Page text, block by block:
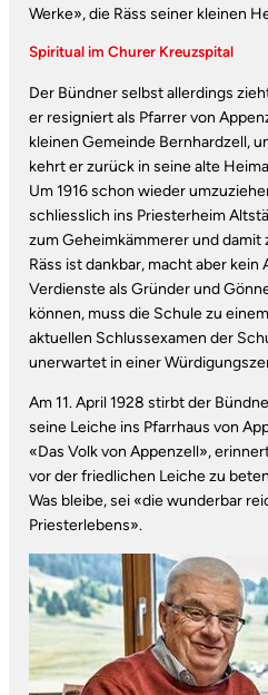
Werke», die Räss seiner kleinen
Spiritual im Churer Kreuzspital
Der Bündner selbst allerdings
er resigniert als Pfarrer von
kleinen Gemeinde Bernhardzell,
kehrt er zurück in seine alte
Um 1916 schon wieder
schliesslich ins Priesterheim
zum Geheimkämmerer und
Räss ist dankbar, macht aber
Verdienste als Gründer und
können, muss die Schule zu
aktuellen Schlussexamen der
unerwartet in einer
Am 11. April 1928 stirbt der
seine Leiche ins Pfarrhaus von
«Das Volk von Appenzell»,
vor der friedlichen Leiche zu
Was bleibe, sei «die wunderbar
Priesterlebens».